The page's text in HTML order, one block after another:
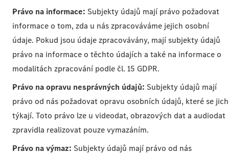
Právo na informace: Subjekty údajů mají právo požadovat
informace o tom, zda u nás zpracováváme jejich osobní
údaje. Pokud jsou údaje zpracovávány, mají subjekty údajů
právo na informace o těchto údajích a také na informace o
modalitách zpracování podle čl. 15 GDPR.
Právo na opravu nesprávných údajů: Subjekty údajů mají
právo od nás požadovat opravu osobních údajů, které se jich
týkají. Toto právo lze u videodat, obrazových dat a audiodat
zpravidla realizovat pouze vymazáním.
Právo na výmaz: Subjekty údajů mají právo od nás